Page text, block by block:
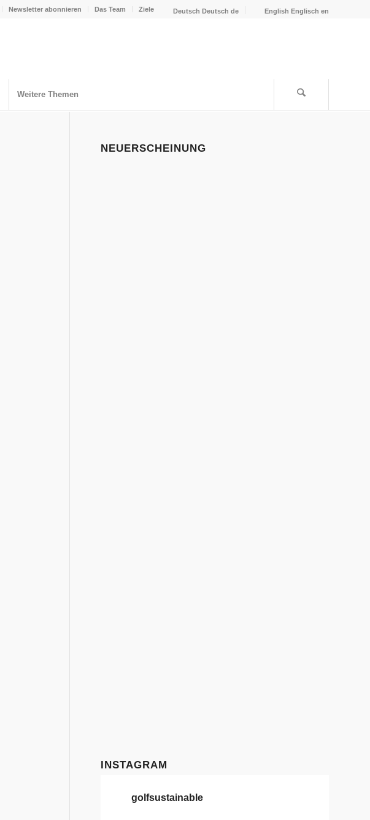
Newsletter abonnieren Das Team Ziele Deutsch Deutsch de English Englisch en
Weitere Themen
NEUERSCHEINUNG
INSTAGRAM
golfsustainable